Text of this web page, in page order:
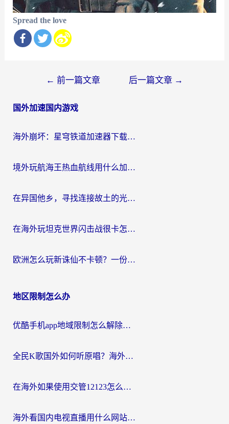
Spread the love
导
← 前一篇文章 后一篇文章 →
国外加速国内游戏
海外崩坏：星穹铁道加速器下载安装：一份给游子的终极网络指南
境外玩航海王热血航线用什么加速器？2026海外玩家实测最优方案（附欧洲问道堡垒前线加速技巧）
在异国他乡，寻找连接故土的光明大陆免费加速器
在海外玩坦克世界闪击战很卡怎么办？老玩家亲测有效的加速器选择指南
欧洲怎么玩新诛仙不卡顿？一份给海外游子的国服游戏畅玩指南
地区限制怎么办
优酷手机app地域限制怎么解除？海外党亲测有效的追剧方案
全民K歌国外如何听原唱？海外党亲测有效的回国加速器选择指南
在海外如果使用交管12123怎么处理？留学生亲测有效的回国加速方案
海外看国内电视直播用什么网站比较好？一篇解决你所有追剧难题的实用指南